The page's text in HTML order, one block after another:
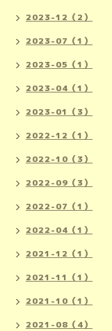
2023-12（2）
2023-07（1）
2023-05（1）
2023-04（1）
2023-01（3）
2022-12（1）
2022-10（3）
2022-09（3）
2022-07（1）
2022-04（1）
2021-12（1）
2021-11（1）
2021-10（1）
2021-08（4）